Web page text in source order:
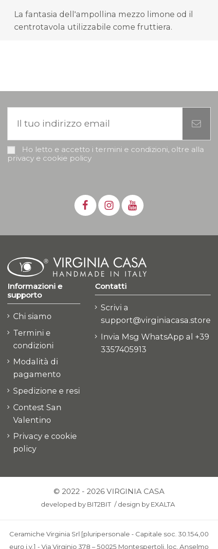
La fantasia dell'ampollina mezzo limone od il
centrotavola utilizzabile come fruttiera.
Ho letto e accetto i termini e condizioni, oltre alla
privacy e cookie policy
Informazioni e
supporto
Chi siamo
Termini e
condizioni
Modalità di
pagamento
Spedizione e resi
Contest San
Valentino
Privacy e cookie
policy
Contatti
Scrivi a
support@virginiacasa.store
Invia Msg WhatsApp al +39
3357405913
© 2022 - 2026 VIRGINIA CASA
developed by BIT2BIT /design by EXALTA
Ceramiche Virginia Srl [pluripersonale - Capitale soc. 30.154,00
euro i.v.] - Via Virginio 378 – 50025 Montespertoli, loc. Anselmo